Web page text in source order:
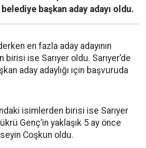
belediye başkan aday adayı oldu.
en fazla aday adayının
birisi ise Sarıyer oldu. Sarıyer’de
aday adaylığı için başvuruda
isimlerden birisi ise Sarıyer
Genç’in yaklaşık 5 ay önce
Coşkun oldu.